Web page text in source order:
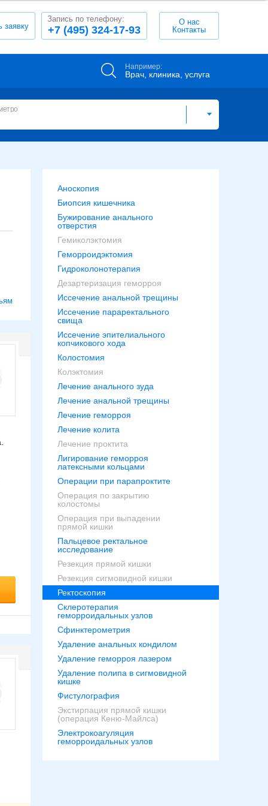
заявку +7 (495) 324-17-93
Запись по телефону:
О нас
Контакты
Например:
Врач, клиника, услуга
Аноскопия
Биопсия кишечника
Бужирование анального
отверстия
Гемиколэктомия
Геморроидэктомия
Гидроколонотерапия
Дезартеризация геморроя
Иссечение анальной трещины
Иссечение параректального
свища
Иссечение эпителиального
копчикового хода
Колостомия
Колэктомия
Лечение анального зуда
Лечение анальной трещины
Лечение геморроя
Лечение колита
Лечение проктита
Лигирование геморроя
латексными кольцами
Операции при парапроктите
Операция по закрытию
колостомы
Операция при выпадении
прямой кишки
Пальцевое ректальное
исследование
Резекция прямой кишки
Резекция сигмовидной кишки
Ректоскопия
Склеротерапия
геморроидальных узлов
Сфинктерометрия
Удаление анальных кондилом
Удаление геморроя лазером
Удаление полипа в сигмовидной
кишке
Фистулография
Экстирпация прямой кишки
(операция Кеню-Майлса)
Электрокоагуляция
геморроидальных узлов